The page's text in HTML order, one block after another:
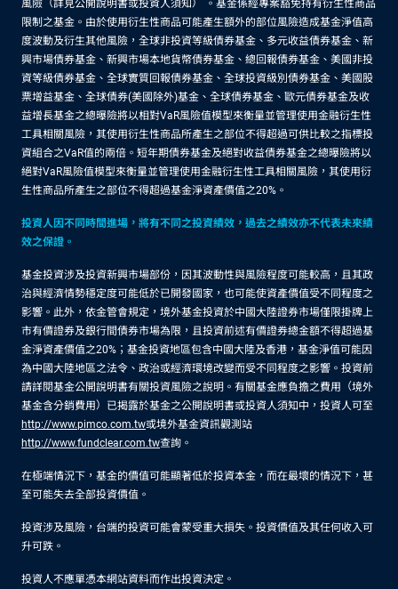
風險（詳見公開說明書或投資人須知） 。基金係經專案豁免持有衍生性商品
限制之基金。由於使用衍生性商品可能產生額外的部位風險造成基金淨值高
度波動及衍生其他風險，全球非投資等級債券基金、多元收益債券基金、新
興市場債券基金、新興市場本地貨幣債券基金、總回報債券基金、美國非投
資等級債券基金、全球實質回報債券基金、全球投資級別債券基金、美國股
票增益基金、全球債券(美國除外)基金、全球債券基金、歐元債券基金及收
益增長基金之總曝險將以相對VaR風險值模型來衡量並管理使用金融衍生性
工具相關風險，其使用衍生性商品所產生之部位不得超過可供比較之指標投
資組合之VaR值的兩倍。短年期債券基金及絕對收益債券基金之總曝險將以
絕對VaR風險值模型來衡量並管理使用金融衍生性工具相關風險，其使用衍
生性商品所產生之部位不得超過基金淨資產價值之20%。
投資人因不同時間進場，將有不同之投資績效，過去之績效亦不代表未來績
效之保證。
基金投資涉及投資新興市場部份，因其波動性與風險程度可能較高，且其政
治與經濟情勢穩定度可能低於已開發國家，也可能使資產價值受不同程度之
影響。此外，依金管會規定，境外基金投資於中國大陸證券市場僅限掛牌上
市有價證券及銀行間債券市場為限，且投資前述有價證券總金額不得超過基
金淨資產價值之20%；基金投資地區包含中國大陸及香港，基金淨值可能因
為中國大陸地區之法令、政治或經濟環境改變而受不同程度之影響。投資前
請詳閱基金公開說明書有關投資風險之說明。有關基金應負擔之費用（境外
基金含分銷費用）已揭露於基金之公開說明書或投資人須知中，投資人可至
http://www.pimco.com.tw或境外基金資訊觀測站
http://www.fundclear.com.tw查詢。
在極端情況下，基金的價值可能顯著低於投資本金，而在最壞的情況下，甚
至可能失去全部投資價值。
投資涉及風險，台端的投資可能會蒙受重大損失。投資價值及其任何收入可
升可跌。
投資人不應單憑本網站資料而作出投資決定。